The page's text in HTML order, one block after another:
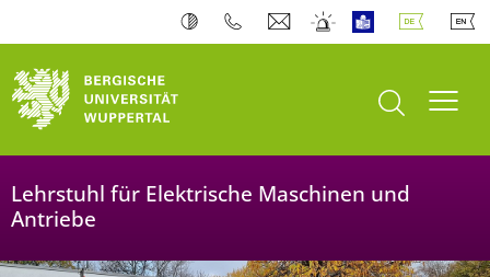
Suche öffnen
Lehrstuhl für Elektrische Maschinen und
Antriebe
Bergische Universität Wuppertal